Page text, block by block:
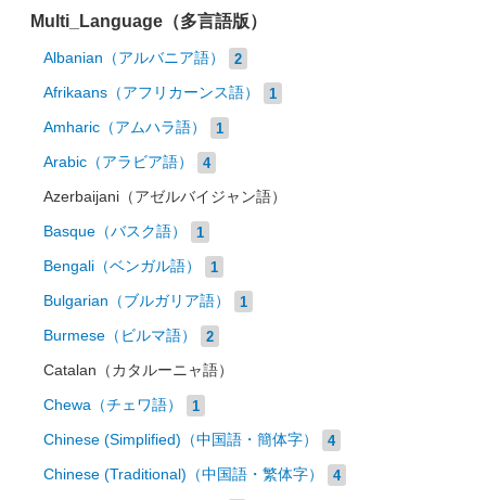
Multi_Language（多言語版）
Albanian（アルバニア語） 2
Afrikaans（アフリカーンス語） 1
Amharic（アムハラ語） 1
Arabic（アラビア語） 4
Azerbaijani（アゼルバイジャン語）
Basque（バスク語） 1
Bengali（ベンガル語） 1
Bulgarian（ブルガリア語） 1
Burmese（ビルマ語） 2
Catalan（カタルーニャ語）
Chewa（チェワ語） 1
Chinese (Simplified)（中国語・簡体字） 4
Chinese (Traditional)（中国語・繁体字） 4